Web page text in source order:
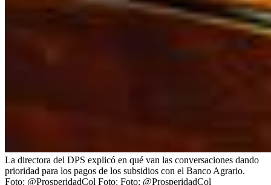
La directora del DPS explicó en qué van las conversaciones dando
prioridad para los pagos de los subsidios con el Banco Agrario.
Foto: @ProsperidadCol Foto: Foto: @ProsperidadCol